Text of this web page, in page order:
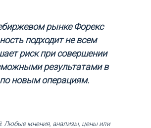
рынке Форекс
подходит не всем
риск при совершении
результатами в
по новым операциям.
Любые мнения, анализы, цены или